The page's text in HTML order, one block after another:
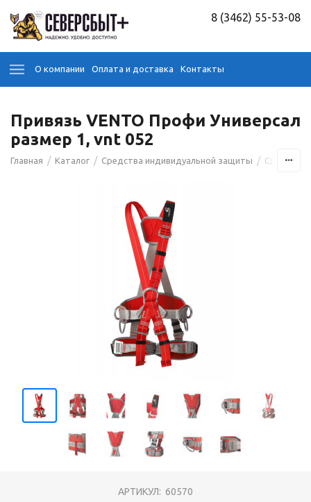
8 (3462) 55-53-08
О компании Оплата и доставка Контакты
Привязь VENTO Профи Универсал
размер 1, vnt 052
Главная / Каталог / Средства индивидуальной защиты / Средства
АРТИКУЛ: 60570